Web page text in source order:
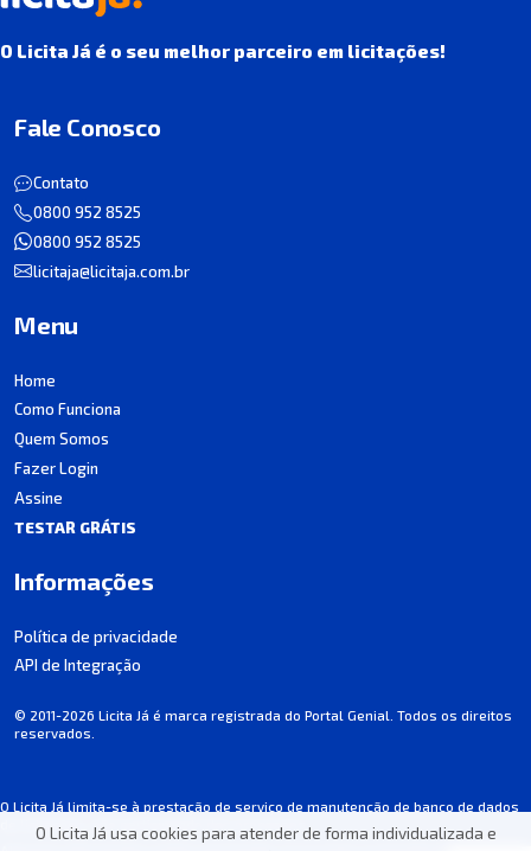
O Licita Já usa cookies para atender de forma individualizada e
O Licita Já é o seu melhor parceiro em licitações!
O Licita Já limita-se à prestação de serviço de manutenção de banco de dados
de licitações, não participando dos processos.
Fale Conosco
Contato
0800 952 8525
0800 952 8525
licitaja@licitaja.com.br
Menu
Home
Como Funciona
Quem Somos
Fazer Login
Assine
TESTAR GRÁTIS
Informações
Política de privacidade
API de Integração
© 2011-2026 Licita Já é marca registrada do Portal Genial. Todos os direitos
reservados.